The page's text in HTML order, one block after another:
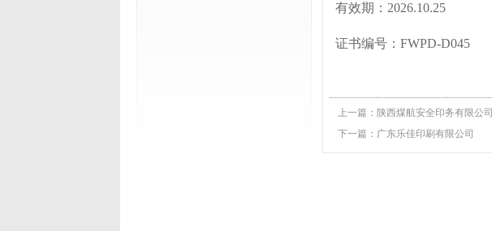
有效期：2026.10.25
证书编号：FWPD-D045
上一篇： 陕西煤航安全印务有限公司
下一篇： 广东乐佳印刷有限公司